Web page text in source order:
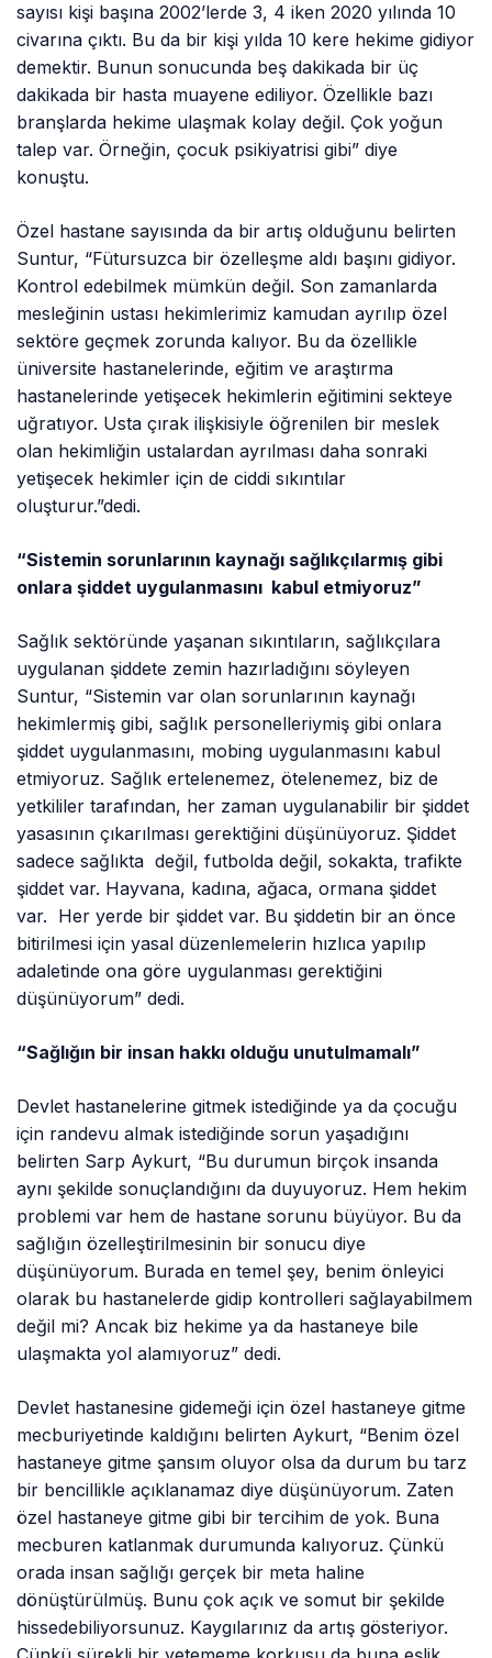
sayısı kişi başına 2002’lerde 3, 4 iken 2020 yılında 10
civarına çıktı. Bu da bir kişi yılda 10 kere hekime gidiyor
demektir. Bunun sonucunda beş dakikada bir üç
dakikada bir hasta muayene ediliyor. Özellikle bazı
branşlarda hekime ulaşmak kolay değil. Çok yoğun
talep var. Örneğin, çocuk psikiyatrisi gibi” diye
konuştu.
Özel hastane sayısında da bir artış olduğunu belirten
Suntur, “Fütursuzca bir özelleşme aldı başını gidiyor.
Kontrol edebilmek mümkün değil. Son zamanlarda
mesleğinin ustası hekimlerimiz kamudan ayrılıp özel
sektöre geçmek zorunda kalıyor. Bu da özellikle
üniversite hastanelerinde, eğitim ve araştırma
hastanelerinde yetişecek hekimlerin eğitimini sekteye
uğratıyor. Usta çırak ilişkisiyle öğrenilen bir meslek
olan hekimliğin ustalardan ayrılması daha sonraki
yetişecek hekimler için de ciddi sıkıntılar
oluşturur.”dedi.
“Sistemin sorunlarının kaynağı sağlıkçılarmış gibi
onlara şiddet uygulanmasını kabul etmiyoruz”
Sağlık sektöründe yaşanan sıkıntıların, sağlıkçılara
uygulanan şiddete zemin hazırladığını söyleyen
Suntur, “Sistemin var olan sorunlarının kaynağı
hekimlermiş gibi, sağlık personelleriymiş gibi onlara
şiddet uygulanmasını, mobing uygulanmasını kabul
etmiyoruz. Sağlık ertelenemez, ötelenemez, biz de
yetkililer tarafından, her zaman uygulanabilir bir şiddet
yasasının çıkarılması gerektiğini düşünüyoruz. Şiddet
sadece sağlıkta değil, futbolda değil, sokakta, trafikte
şiddet var. Hayvana, kadına, ağaca, ormana şiddet
var. Her yerde bir şiddet var. Bu şiddetin bir an önce
bitirilmesi için yasal düzenlemelerin hızlıca yapılıp
adaletinde ona göre uygulanması gerektiğini
düşünüyorum” dedi.
“Sağlığın bir insan hakkı olduğu unutulmamalı”
Devlet hastanelerine gitmek istediğinde ya da çocuğu
için randevu almak istediğinde sorun yaşadığını
belirten Sarp Aykurt, “Bu durumun birçok insanda
aynı şekilde sonuçlandığını da duyuyoruz. Hem hekim
problemi var hem de hastane sorunu büyüyor. Bu da
sağlığın özelleştirilmesinin bir sonucu diye
düşünüyorum. Burada en temel şey, benim önleyici
olarak bu hastanelerde gidip kontrolleri sağlayabilmem
değil mi? Ancak biz hekime ya da hastaneye bile
ulaşmakta yol alamıyoruz” dedi.
Devlet hastanesine gidemeği için özel hastaneye gitme
mecburiyetinde kaldığını belirten Aykurt, “Benim özel
hastaneye gitme şansım oluyor olsa da durum bu tarz
bir bencillikle açıklanamaz diye düşünüyorum. Zaten
özel hastaneye gitme gibi bir tercihim de yok. Buna
mecburen katlanmak durumunda kalıyoruz. Çünkü
orada insan sağlığı gerçek bir meta haline
dönüştürülmüş. Bunu çok açık ve somut bir şekilde
hissedebiliyorsunuz. Kaygılarınız da artış gösteriyor.